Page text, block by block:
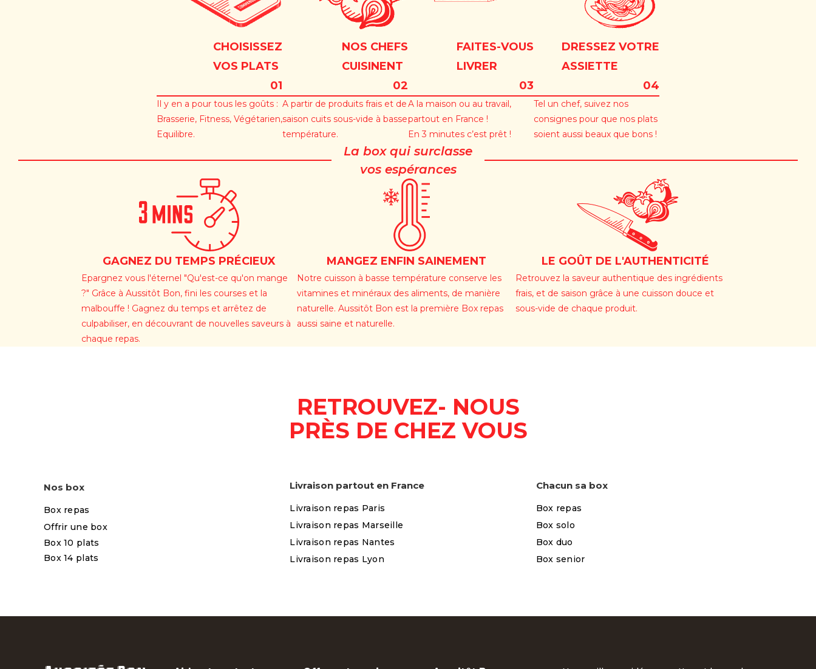
CHOISISSEZ
VOS PLATS
01
Il y en a pour tous les goûts :
Brasserie, Fitness, Végétarien,
Equilibre.
NOS CHEFS
CUISINENT
02
A partir de produits frais et de
saison cuits sous-vide à basse
température.
FAITES-VOUS
LIVRER
03
A la maison ou au travail,
partout en France !
En 3 minutes c’est prêt !
DRESSEZ VOTRE
ASSIETTE
04
Tel un chef, suivez nos
consignes pour que nos plats
soient aussi beaux que bons !
La box qui surclasse
vos espérances
GAGNEZ DU TEMPS PRÉCIEUX
Epargnez vous l'éternel "Qu'est-ce qu'on mange
?" Grâce à Aussitôt Bon, fini les courses et la
malbouffe ! Gagnez du temps et arrêtez de
culpabiliser, en découvrant de nouvelles saveurs à
chaque repas.
MANGEZ ENFIN SAINEMENT
Notre cuisson à basse température conserve les
vitamines et minéraux des aliments, de manière
naturelle. Aussitôt Bon est la première Box repas
aussi saine et naturelle.
LE GOÛT DE L'AUTHENTICITÉ
Retrouvez la saveur authentique des ingrédients
frais, et de saison grâce à une cuisson douce et
sous-vide de chaque produit.
RETROUVEZ- NOUS
PRÈS DE CHEZ VOUS
Nos box
Box repas
Offrir une box
Box 10 plats
Box 14 plats
Livraison partout en France
Livraison repas Paris
Livraison repas Marseille
Livraison repas Nantes
Livraison repas Lyon
Chacun sa box
Box repas
Box solo
Box duo
Box senior